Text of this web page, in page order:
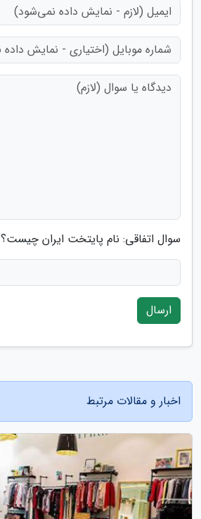
سوال اتفاقی: نام پایتخت ایران چیست؟
ارسال
اخبار و مقالات مرتبط